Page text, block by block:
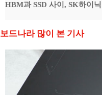
HBM과 SSD 사이, SK하이
보드나라 많이 본 기사